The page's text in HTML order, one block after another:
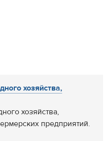
хозяйства,
хозяйства,
предприятий.